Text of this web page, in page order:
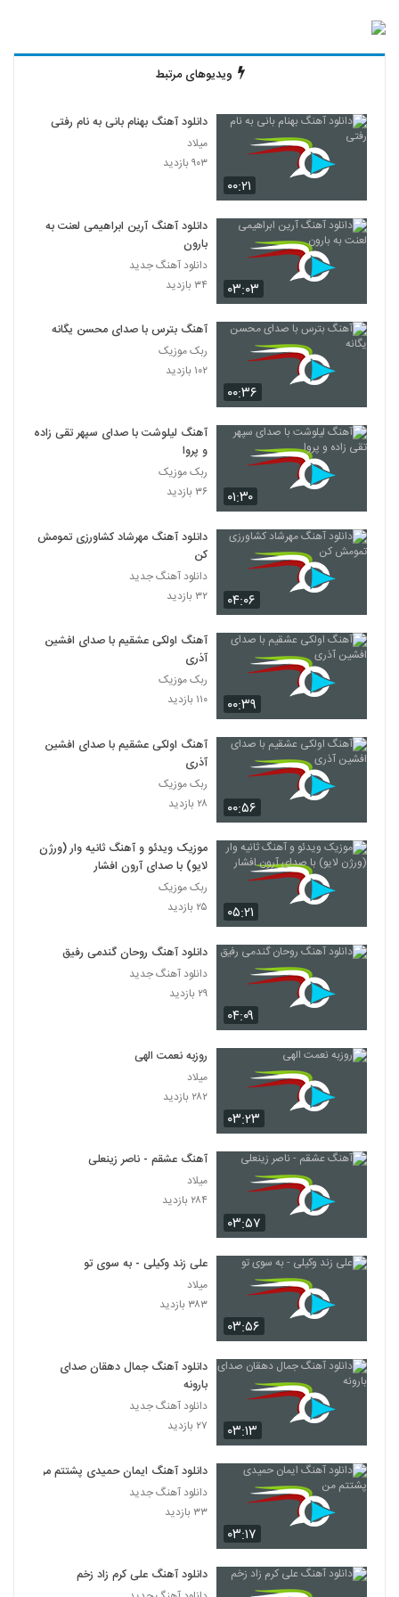
ویدیوهای مرتبط
۰۰:۲۱
دانلود آهنگ بهنام بانی به نام رفتی
میلاد
۹۰۳ بازدید
۰۳:۰۳
دانلود آهنگ آرین ابراهیمی لعنت به
بارون
دانلود آهنگ جدید
۳۴ بازدید
۰۰:۳۶
آهنگ بترس با صدای محسن یگانه
ربک موزیک
۱۰۲ بازدید
۰۱:۳۰
آهنگ لیلوشت با صدای سپهر تقی زاده
و پروا
ربک موزیک
۳۶ بازدید
۰۴:۰۶
دانلود آهنگ مهرشاد کشاورزی تمومش
کن
دانلود آهنگ جدید
۳۲ بازدید
۰۰:۳۹
آهنگ اولکی عشقیم با صدای افشین
آذری
ربک موزیک
۱۱۰ بازدید
۰۰:۵۶
آهنگ اولکی عشقیم با صدای افشین
آذری
ربک موزیک
۲۸ بازدید
۰۵:۲۱
موزیک ویدئو و آهنگ ثانیه وار (ورژن
لایو) با صدای آرون افشار
ربک موزیک
۲۵ بازدید
۰۴:۰۹
دانلود آهنگ روحان گندمی رفیق
دانلود آهنگ جدید
۲۹ بازدید
۰۳:۲۳
روزبه نعمت الهی
میلاد
۲۸۲ بازدید
۰۳:۵۷
آهنگ عشقم - ناصر زینعلی
میلاد
۲۸۴ بازدید
۰۳:۵۶
علی زند وکیلی - به سوی تو
میلاد
۳۸۳ بازدید
۰۳:۱۳
دانلود آهنگ جمال دهقان صدای
بارونه
دانلود آهنگ جدید
۲۷ بازدید
۰۳:۱۷
دانلود آهنگ ایمان حمیدی پشتتم من
دانلود آهنگ جدید
۳۳ بازدید
دانلود آهنگ علی کرم زاد زخم